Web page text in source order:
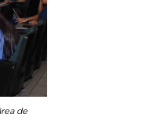
de